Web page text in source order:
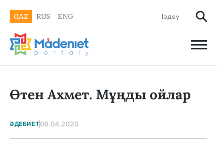
QAZ RUS ENG
Өтен Ахмет. Мұңды ойлар
ӘДЕБИЕТ06.04.2020